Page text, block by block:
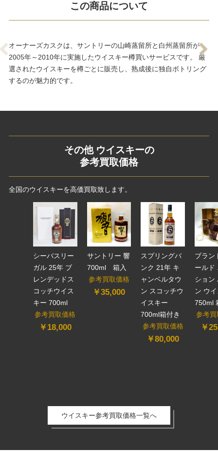
この商品について
オーナーズカスクは、サントリーの山崎蒸留所と白州蒸留所が
2005年～2010年に実施したウイスキー樽買いサービスです。 厳
選されたウイスキーを樽ごとに販売し、熟成後に独自ボトリング
するのが魅力的です。
その他 ウイスキーの
参考買取価格
全国のウイスキーを高価買取致します。
シーバスリー
ガル 25年 ブ
レンデッドス
コッチウイス
キー 700ml
参考買取価格
￥18,000
サントリー 響
700ml 箱入
参考買取価格
￥35,000
スプリングバ
ンク 21年 キ
ャンベルタウ
ン スコッチウ
イスキー
700ml箱付き
参考買取価格
￥80,000
ブラン
ールド
ション
ン ウ
750ml
参考
￥
ウイスキー参考買取価格一覧へ